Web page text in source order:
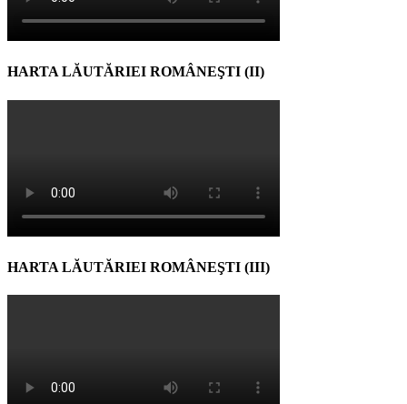
HARTA LĂUTĂRIEI ROMÂNEŞTI (II)
HARTA LĂUTĂRIEI ROMÂNEŞTI (III)